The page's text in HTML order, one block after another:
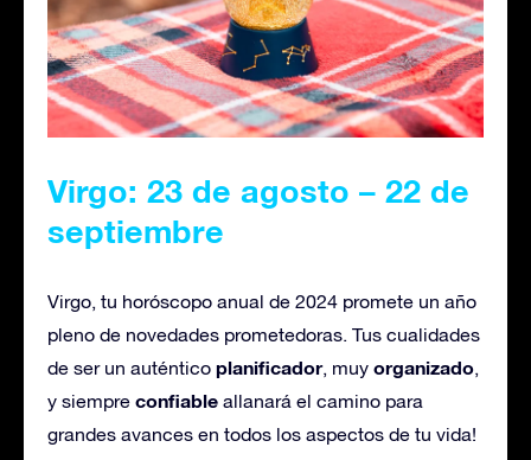
Virgo: 23 de agosto – 22 de
septiembre
Virgo, tu horóscopo anual de 2024 promete un año
pleno de novedades prometedoras. Tus cualidades
de ser un auténtico planificador, muy organizado,
y siempre confiable allanará el camino para
grandes avances en todos los aspectos de tu vida!